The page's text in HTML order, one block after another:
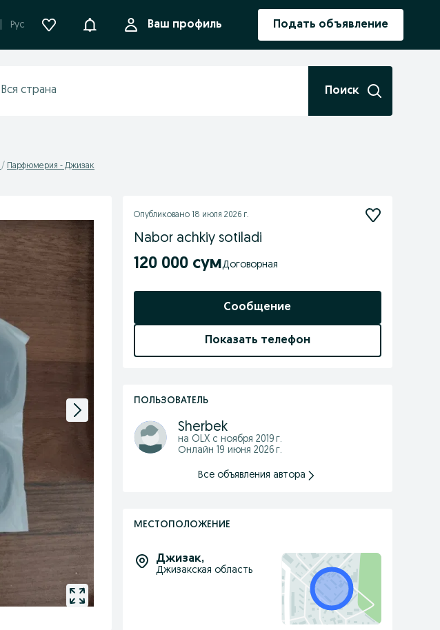
Рус УведомленияВаш профиль Подать объявление
Поиск
Парфюмерия - Джизак
Опубликовано 18 июля 2026 г.
Nabor achkiy sotiladi
120 000 сум Договорная
Сообщение
Показать телефон
ПОЛЬЗОВАТЕЛЬ
Sherbek
на OLX с ноября 2019 г.
Онлайн 19 июня 2026 г.
Все объявления автора
МЕСТОПОЛОЖЕНИЕ
Джизак,
Джизакская область